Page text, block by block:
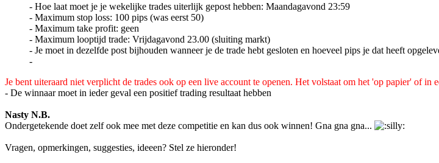
- Hoe laat moet je je wekelijke trades uiterlijk gepost hebben: Maandagavond 23:59
- Maximum stop loss: 100 pips (was eerst 50)
- Maximum take profit: geen
- Maximum looptijd trade: Vrijdagavond 23.00 (sluiting markt)
- Je moet in dezelfde post bijhouden wanneer je de trade hebt gesloten en hoeveel pips je dat heeft
-
Je bent uiteraard niet verplicht de trades ook op een live account te openen. Het volstaat om het 'op papier' of in
- De winnaar moet in ieder geval een positief trading resultaat hebben
Nasty N.B.
Ondergetekende doet zelf ook mee met deze competitie en kan dus ook winnen! Gna gna gna...
Vragen, opmerkingen, suggesties, ideeen? Stel ze hieronder!